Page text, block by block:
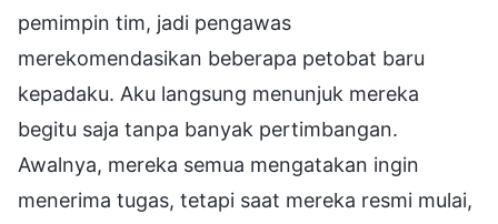
pemimpin tim, jadi pengawas
merekomendasikan beberapa petobat baru
kepadaku. Aku langsung menunjuk mereka
begitu saja tanpa banyak pertimbangan.
Awalnya, mereka semua mengatakan ingin
menerima tugas, tetapi saat mereka resmi mulai,